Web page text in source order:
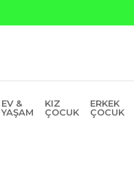
EV &
YAŞAM
KIZ
ÇOCUK
ERKEK
ÇOCUK